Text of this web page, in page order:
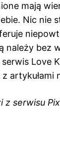
mają
Nic nie
należy bez
serwis Love
z
z serwisu